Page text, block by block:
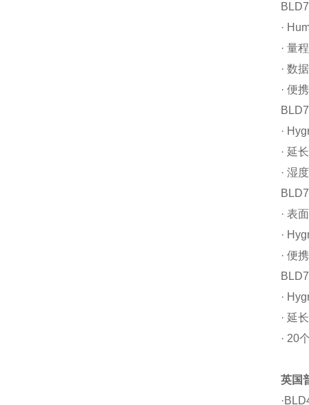
·
· 量
· 数
· 便
·
· 延
· 湿
· 表
·
· 便
·
· 延
· 20
英国